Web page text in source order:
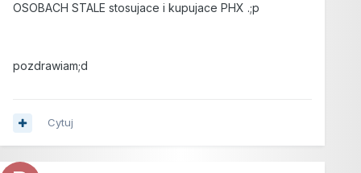
OSOBACH STALE stosujace i kupujace PHX .;p
pozdrawiam;d
Cytuj